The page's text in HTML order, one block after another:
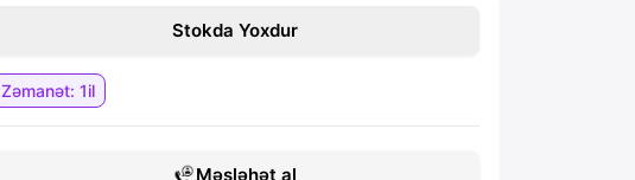
Stokda Yoxdur
Zəmanət: 1il
Məsləhət al